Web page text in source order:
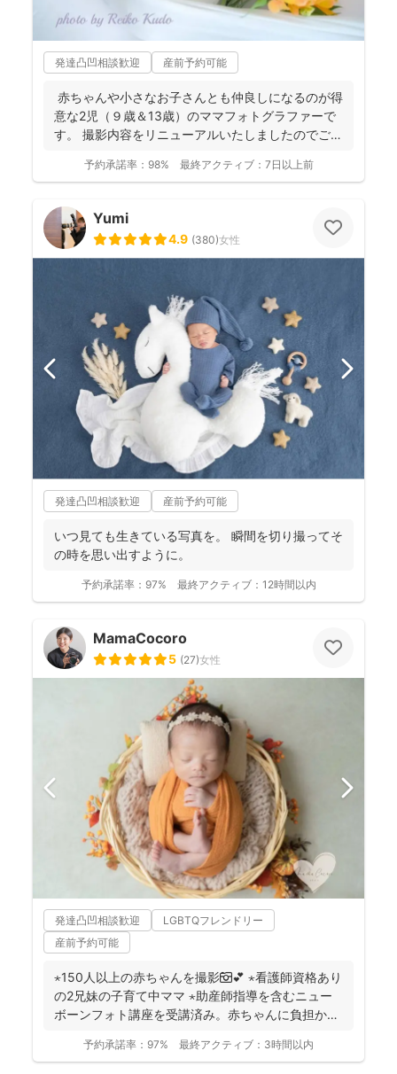
発達凸凹相談歓迎 産前予約可能
赤ちゃんや小さなお子さんとも仲良しになるのが得
意な2児（９歳＆13歳）のママフォトグラファーで
す。 撮影内容をリニューアルいたしましたのでご案
予約承諾率： 98% 最終アクティブ： 7日以上前
Yumi
4.9 (380)女性
発達凸凹相談歓迎 産前予約可能
いつ見ても生きている写真を。 瞬間を切り撮ってそ
の時を思い出すように。
予約承諾率： 97% 最終アクティブ： 12時間以内
MamaCocoro
5 (27)女性
発達凸凹相談歓迎
LGBTQフレンドリー
産前予約可能
⋆150人以上の赤ちゃんを撮影📷💕 ⋆看護師資格あり
の2兄妹の子育て中ママ ⋆助産師指導を含むニュー
ボーンフォト講座を受講済み。赤ちゃんに負担かけ
予約承諾率： 97% 最終アクティブ： 3時間以内